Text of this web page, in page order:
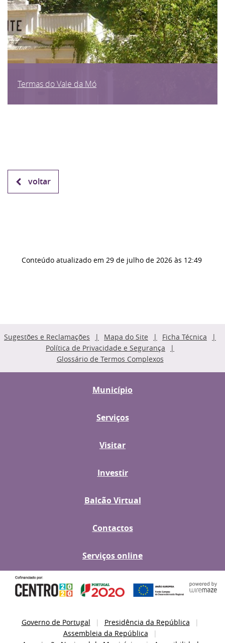
Termas do Vale da Mó
voltar
Conteúdo atualizado em 29 de julho de 2026 às 12:49
Sugestões e Reclamações Mapa do Site
Ficha Técnica
Política de Privacidade e Segurança
Glossário de Termos Complexos
Município
Serviços
Visitar
Investir
Balcão Virtual
Contactos
Serviços online
Governo de Portugal
Presidência da República
Assembleia da República